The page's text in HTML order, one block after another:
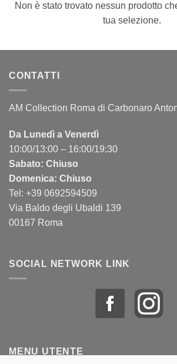
Non è stato trovato nessun prodotto
tua selezione.
CONTATTI
AM Collection Roma di Carbonaro
Da Lunedì a Venerdì
10:00/13:00 – 16:00/19:30
Sabato: Chiuso
Domenica: Chiuso
Tel: +39 0692594509
Via Baldo degli Ubaldi 139
00167 Roma
SOCIAL NETWORK LINK
MENU UTENTE